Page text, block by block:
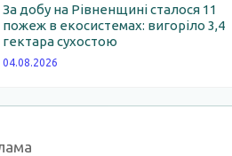
За добу на Рівненщині сталося 11
пожеж в екосистемах: вигоріло 3,4
гектара сухостою
04.08.2026